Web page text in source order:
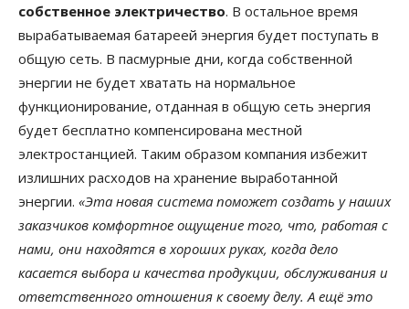
собственное электричество. В остальное время
вырабатываемая батареей энергия будет поступать в
общую сеть. В пасмурные дни, когда собственной
энергии не будет хватать на нормальное
функционирование, отданная в общую сеть энергия
будет бесплатно компенсирована местной
электростанцией. Таким образом компания избежит
излишних расходов на хранение выработанной
энергии. «Эта новая система поможет создать у наших
заказчиков комфортное ощущение того, что, работая с
нами, они находятся в хороших руках, когда дело
касается выбора и качества продукции, обслуживания и
ответственного отношения к своему делу. А ещё это